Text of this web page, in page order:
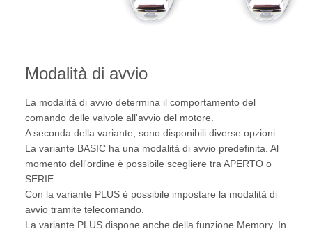
Modalità di avvio
La modalità di avvio determina il comportamento del
comando delle valvole all'avvio del motore.
A seconda della variante, sono disponibili diverse opzioni.
La variante BASIC ha una modalità di avvio predefinita. Al
momento dell'ordine è possibile scegliere tra APERTO o
SERIE.
Con la variante PLUS è possibile impostare la modalità di
avvio tramite telecomando.
La variante PLUS dispone anche della funzione Memory. In